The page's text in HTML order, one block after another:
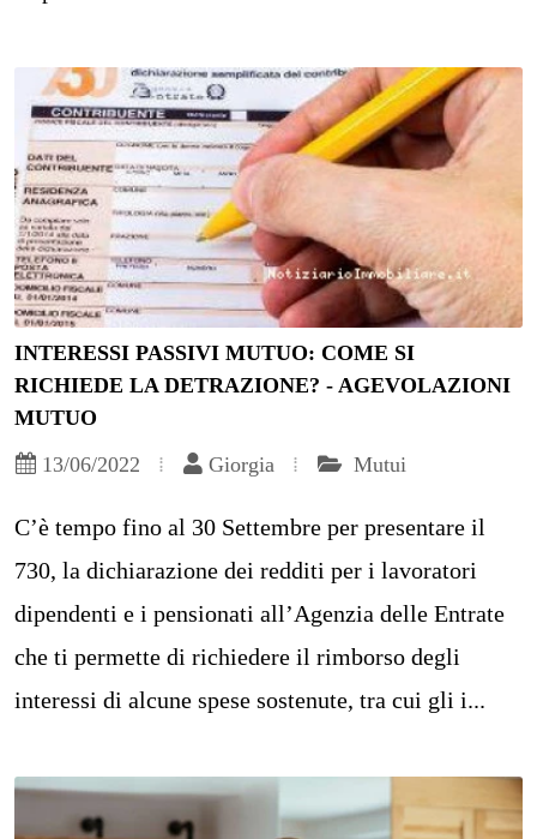
INTERESSI PASSIVI MUTUO: COME SI
RICHIEDE LA DETRAZIONE? - AGEVOLAZIONI
MUTUO
13/06/2022
Giorgia Mutui
C’è tempo fino al 30 Settembre per presentare il
730, la dichiarazione dei redditi per i lavoratori
dipendenti e i pensionati all’Agenzia delle Entrate
che ti permette di richiedere il rimborso degli
interessi di alcune spese sostenute, tra cui gli i...